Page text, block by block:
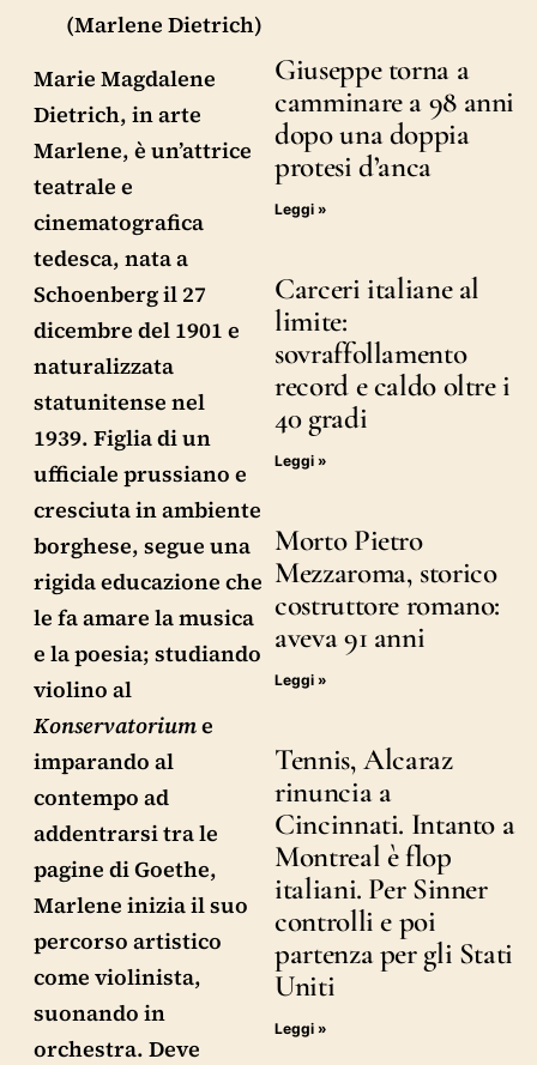
(Marlene Dietrich)
Marie Magdalene
Dietrich, in arte
Marlene, è un’attrice
teatrale e
cinematografica
tedesca, nata a
Schoenberg il 27
dicembre del 1901 e
naturalizzata
statunitense nel
1939. Figlia di un
ufficiale prussiano e
cresciuta in ambiente
borghese, segue una
rigida educazione che
le fa amare la musica
e la poesia; studiando
violino al
Konservatoriume
imparando al
contempo ad
addentrarsi tra le
pagine di Goethe,
Marlene inizia il suo
percorso artistico
come violinista,
suonando in
orchestra. Deve
Giuseppe torna a
camminare a 98 anni
dopo una doppia
protesi d’anca
Leggi »
Carceri italiane al
limite:
sovraffollamento
record e caldo oltre i
40 gradi
Leggi »
Morto Pietro
Mezzaroma, storico
costruttore romano:
aveva 91 anni
Leggi »
Tennis, Alcaraz
rinuncia a
Cincinnati. Intanto a
Montreal è flop
italiani. Per Sinner
controlli e poi
partenza per gli Stati
Uniti
Leggi »